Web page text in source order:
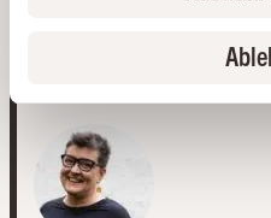
ENGAGEMENT ME